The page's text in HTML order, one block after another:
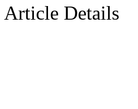
Article Details